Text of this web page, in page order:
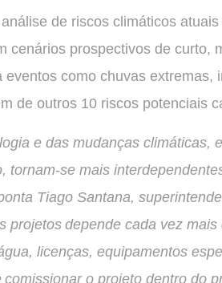
de riscos climáticos
cenários prospectivos de curto,
eventos como chuvas extremas,
de outros 10 riscos potenciais
e das mudanças climáticas,
tornam-se mais
Tiago Santana,
projetos depende cada vez
licenças, equipamentos
o projeto dentro do